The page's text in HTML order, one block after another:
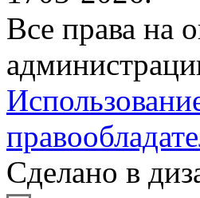
Все права на
Сделано в